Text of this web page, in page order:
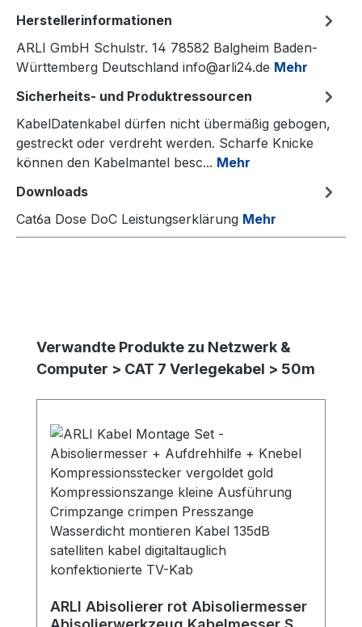
Herstellerinformationen
ARLI GmbH Schulstr. 14 78582 Balgheim Baden-
Württemberg Deutschland info@arli24.de Mehr
Sicherheits- und Produktressourcen
KabelDatenkabel dürfen nicht übermäßig gebogen,
gestreckt oder verdreht werden. Scharfe Knicke
können den Kabelmantel besc... Mehr
Downloads
Cat6a Dose DoC Leistungserklärung Mehr
Produktgalerie überspringen
Verwandte Produkte zu Netzwerk &
Computer > CAT 7 Verlegekabel > 50m
ARLI Abisolierer rot Abisoliermesser